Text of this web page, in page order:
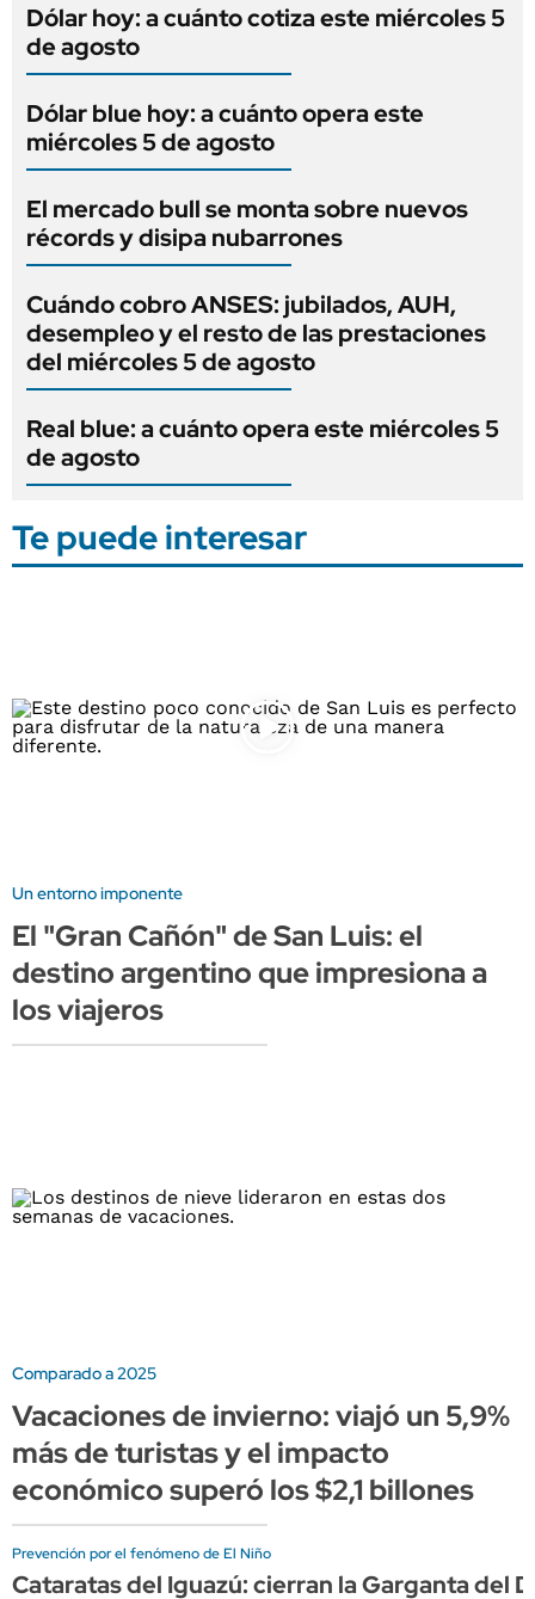
Dólar hoy: a cuánto cotiza este miércoles 5
de agosto
Dólar blue hoy: a cuánto opera este
miércoles 5 de agosto
El mercado bull se monta sobre nuevos
récords y disipa nubarrones
Cuándo cobro ANSES: jubilados, AUH,
desempleo y el resto de las prestaciones
del miércoles 5 de agosto
Real blue: a cuánto opera este miércoles 5
de agosto
Te puede interesar
Un entorno imponente
El "Gran Cañón" de San Luis: el
destino argentino que impresiona a
los viajeros
Comparado a 2025
Vacaciones de invierno: viajó un 5,9%
más de turistas y el impacto
económico superó los $2,1 billones
Prevención por el fenómeno de El Niño
Cataratas del Iguazú: cierran la Garganta del